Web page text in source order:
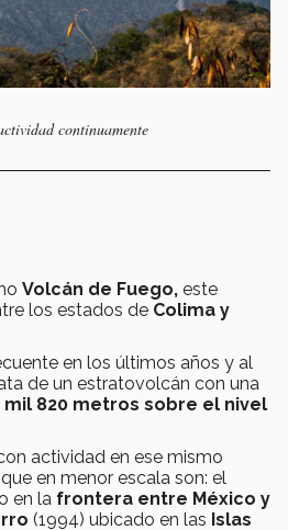
continuamente
Volcán de Fuego, este
los estados de Colima y
en los últimos años y al
de un estratovolcán con una
mil 820 metros sobre el nivel
actividad en ese mismo
en menor escala son: el
en la frontera entre México y
(1994) ubicado en las Islas